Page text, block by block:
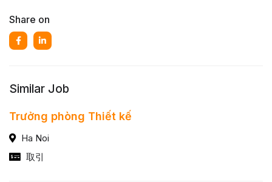
Share on
Similar Job
Trưởng phòng Thiết kế
Ha Noi
取引